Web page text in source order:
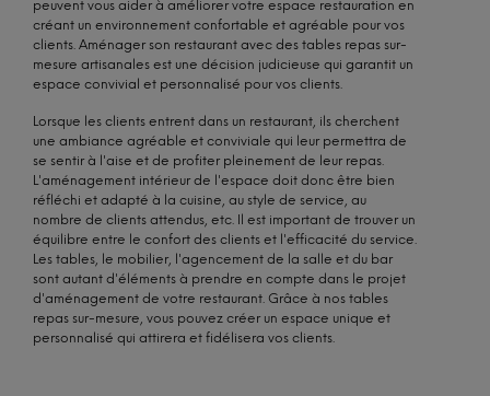
peuvent vous aider à améliorer votre espace restauration en
créant un environnement confortable et agréable pour vos
clients. Aménager son restaurant avec des tables repas sur-
mesure artisanales est une décision judicieuse qui garantit un
espace convivial et personnalisé pour vos clients.
Lorsque les clients entrent dans un restaurant, ils cherchent
une ambiance agréable et conviviale qui leur permettra de
se sentir à l'aise et de profiter pleinement de leur repas.
L'aménagement intérieur de l'espace doit donc être bien
réfléchi et adapté à la cuisine, au style de service, au
nombre de clients attendus, etc. Il est important de trouver un
équilibre entre le confort des clients et l'efficacité du service.
Les tables, le mobilier, l'agencement de la salle et du bar
sont autant d'éléments à prendre en compte dans le projet
d'aménagement de votre restaurant. Grâce à nos tables
repas sur-mesure, vous pouvez créer un espace unique et
personnalisé qui attirera et fidélisera vos clients.